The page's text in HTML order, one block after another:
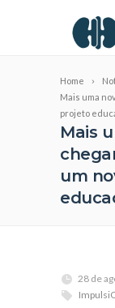
Home
Mais uma
projeto
Mais
um
28 de